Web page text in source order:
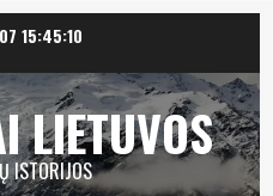
15:45:10
LIETUVOS
ISTORIJOS